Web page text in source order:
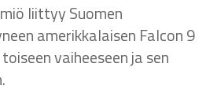
liittyy Suomen
amerikkalaisen Falcon 9
vaiheeseen ja sen